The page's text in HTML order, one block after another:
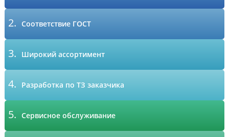
2. Соответствие ГОСТ
3. Широкий ассортимент
4. Разработка по ТЗ заказчика
5. Сервисное обслуживание